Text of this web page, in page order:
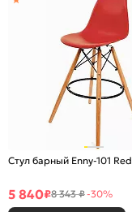
Стул барный Enny-101 Red
5 840₽8 343 ₽-30%